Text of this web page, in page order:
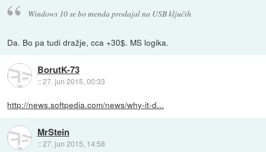
Windows 10 se bo menda prodajal na USB ključih
Da. Bo pa tudi dražje, cca +30$. MS logika.
BorutK-73
::27. jun 2015, 00:33
http://news.softpedia.com/news/why-it-d...
MrStein
::27. jun 2015, 14:58